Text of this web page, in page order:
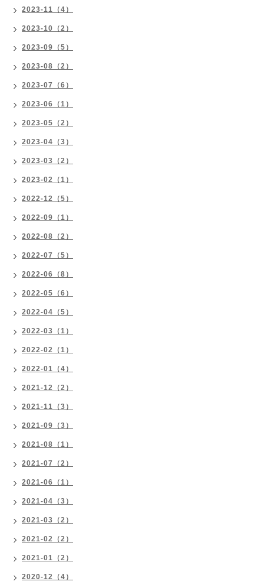
2023-11（4）
2023-10（2）
2023-09（5）
2023-08（2）
2023-07（6）
2023-06（1）
2023-05（2）
2023-04（3）
2023-03（2）
2023-02（1）
2022-12（5）
2022-09（1）
2022-08（2）
2022-07（5）
2022-06（8）
2022-05（6）
2022-04（5）
2022-03（1）
2022-02（1）
2022-01（4）
2021-12（2）
2021-11（3）
2021-09（3）
2021-08（1）
2021-07（2）
2021-06（1）
2021-04（3）
2021-03（2）
2021-02（2）
2021-01（2）
2020-12（4）